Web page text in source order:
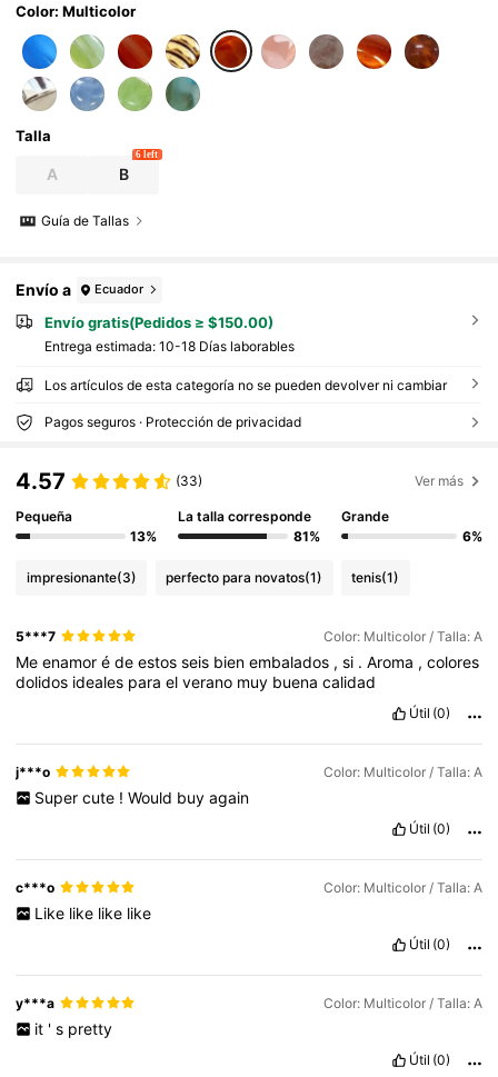
esina y acrílico ondulado, adecuado para mujer
es, fiesta de playa de verano, cumpleaños, regal
o de joyería Y2K linda
Color: Multicolor
Talla
A B
6 left
Guía de Tallas
Envío a Ecuador
Envío gratis(Pedidos ≥ $150.00)
Entrega estimada: 10-18 Días laborables
Los artículos de esta categoría no se pueden devolver ni cambiar
Pagos seguros · Protección de privacidad
4.57 (33) Ver más
Pequeña
13%
La talla corresponde
81%
Grande
6%
impresionante(3) perfecto para novatos(1) tenis(1)
5***7 Color: Multicolor / Talla: A
Meenamorédeestosseis bienembalados ,si .Aroma ,colores
dolidos ideales paraelverano muy buenacalidad
Útil (0)
j***o Color: Multicolor / Talla: A
Super cute ! Would buy again
Útil (0)
c***o Color: Multicolor / Talla: A
Like like like like
Útil (0)
y***a Color: Multicolor / Talla: A
it ' s pretty
Útil (0)